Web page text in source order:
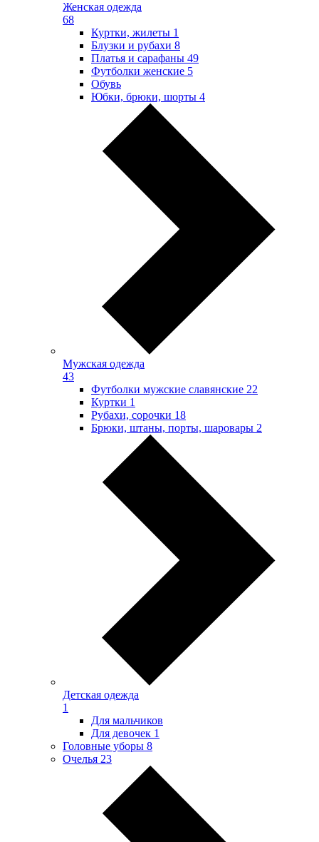
Женская одежда
68
Куртки, жилеты 1
Блузки и рубахи 8
Платья и сарафаны 49
Футболки женские 5
Обувь
Юбки, брюки, шорты 4
Мужская одежда
43
Футболки мужские славянские 22
Куртки 1
Рубахи, сорочки 18
Брюки, штаны, порты, шаровары 2
Детская одежда
1
Для мальчиков
Для девочек 1
Головные уборы 8
Очелья 23